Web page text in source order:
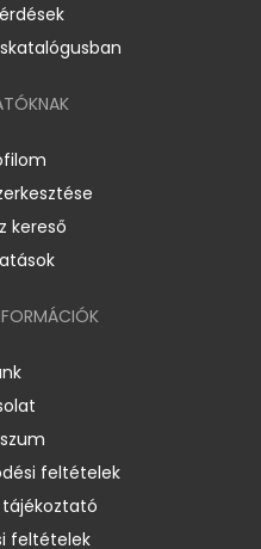
kereső
feltételek
feltételek